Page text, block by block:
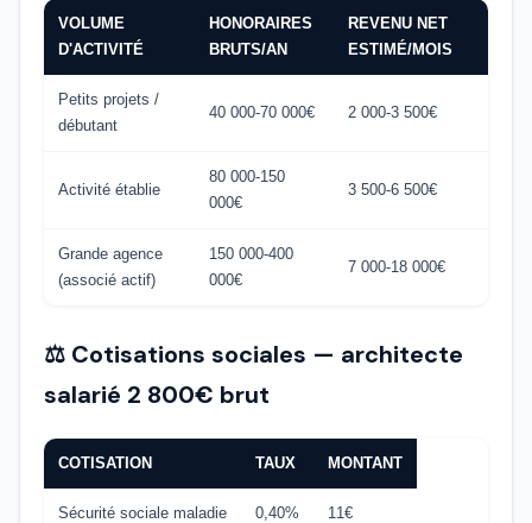
VOLUME
D'ACTIVITÉ
HONORAIRES
BRUTS/AN
REVENU NET
ESTIMÉ/MOIS
Petits projets /
débutant
40 000-70 000€ 2 000-3 500€
Activité établie
80 000-150
000€
3 500-6 500€
Grande agence
(associé actif)
150 000-400
000€
7 000-18 000€
⚖️ Cotisations sociales — architecte
salarié 2 800€ brut
COTISATION TAUX MONTANT
Sécurité sociale maladie 0,40% 11€